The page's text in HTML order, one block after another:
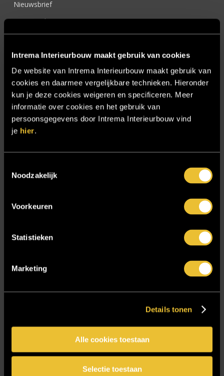
Intrema Interieurbouw maakt gebruik van cookies
De website van Intrema Interieurbouw maakt gebruik van
cookies en daarmee vergelijkbare technieken. Hieronder
kun je deze cookies weigeren en specificeren. Meer
informatie over cookies en het gebruik van
persoonsgegevens door Intrema Interieurbouw vind
je hier.
Noodzakelijk
Voorkeuren
Statistieken
Marketing
Details tonen
Alle cookies toestaan
Selectie toestaan
Nieuwsbrief
Onze werkwijze
Particulier
Particulier project: Harmonieuze woonvilla
Particulier project: Luxueus Appartement
Particulier project: Luxueuze elegantie
Particulier project: Moderne Woonvilla
Projecten
Samenwerken
Showroom
TV lift
Vacature Allround monteur interieurbouwer